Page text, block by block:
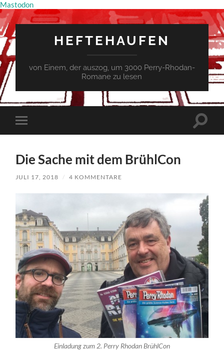
Mastodon
HEFTEHAUFEN
von Einem, der auszog, um 3000 Perry-Rhodan-
Romane zu lesen
Mobile-
Menü
Die Sache mit dem BrühlCon
JULI 17, 2018 / 4 KOMMENTARE
Einladung zum 2. Perry Rhodan BrühlCon